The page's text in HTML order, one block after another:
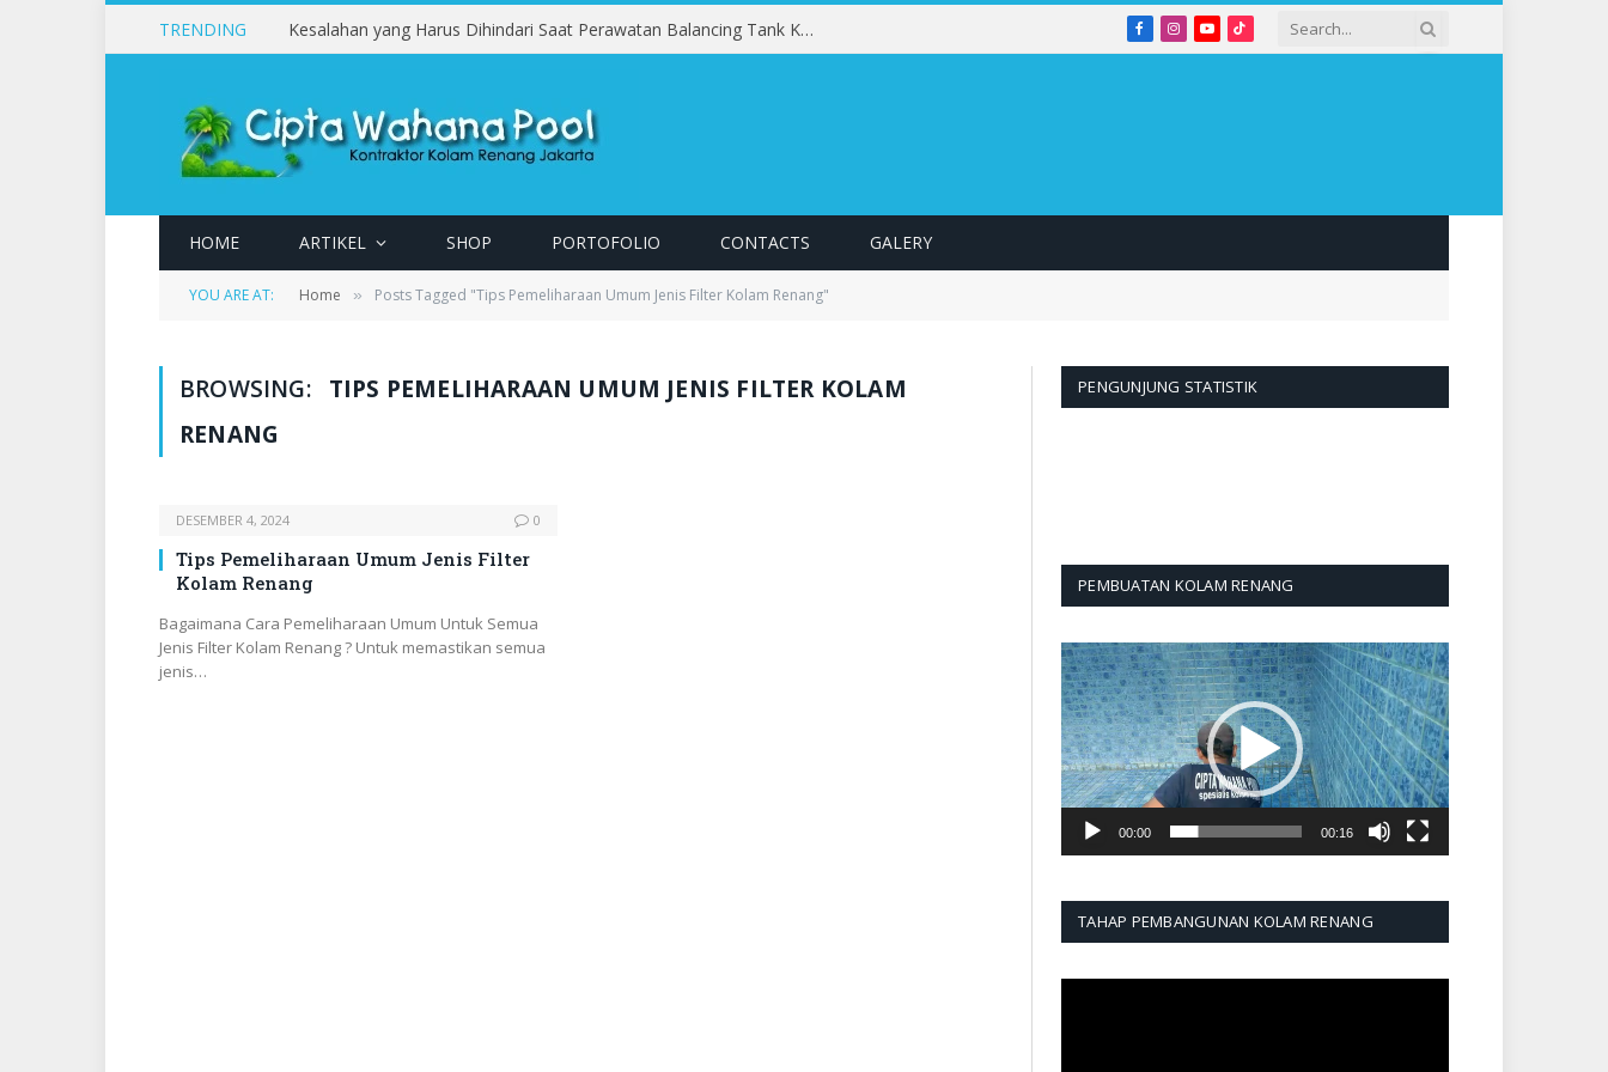
TRENDING Kesalahan yang Harus Dihindari Saat Perawatan Balancing Tank Kolam Renang Facebook
Instagram
YouTubeTikTok
HOME ARTIKEL SHOP PORTOFOLIO CONTACTS GALERY
YOU ARE AT: Home » Posts Tagged "Tips Pemeliharaan Umum Jenis Filter Kolam Renang"
BROWSING:
TIPS PEMELIHARAAN UMUM JENIS FILTER KOLAM
RENANG
DESEMBER 4, 2024 0
Tips Pemeliharaan Umum Jenis Filter
Kolam Renang
Bagaimana Cara Pemeliharaan Umum Untuk Semua
Jenis Filter Kolam Renang ? Untuk memastikan semua
jenis…
PENGUNJUNG STATISTIK
PEMBUATAN KOLAM RENANG
Pemutar
Video
00:00 00:16
TAHAP PEMBANGUNAN KOLAM RENANG